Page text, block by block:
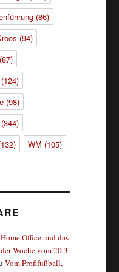
(86)
(94)
(124)
(98)
WM (105)
Office und das
Woche vom 20.3.
Vom Profifußball,